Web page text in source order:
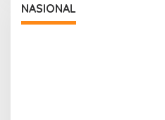
NASIONAL